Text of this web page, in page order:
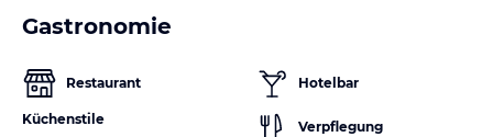
Gastronomie
Restaurant
Küchenstile
Hotelbar
Verpflegung